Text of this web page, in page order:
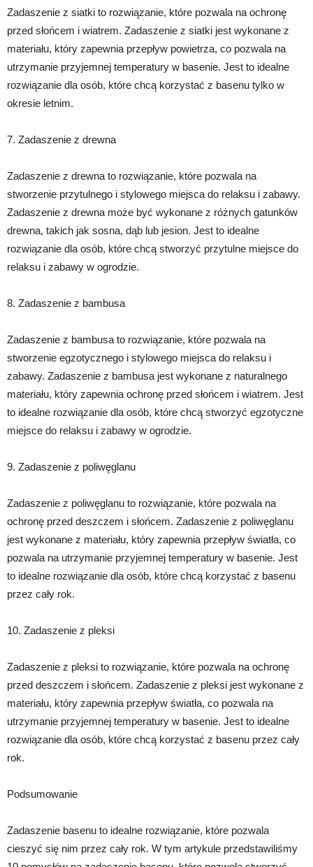
Zadaszenie z siatki to rozwiązanie, które pozwala na ochronę
przed słońcem i wiatrem. Zadaszenie z siatki jest wykonane z
materiału, który zapewnia przepływ powietrza, co pozwala na
utrzymanie przyjemnej temperatury w basenie. Jest to idealne
rozwiązanie dla osób, które chcą korzystać z basenu tylko w
okresie letnim.
7. Zadaszenie z drewna
Zadaszenie z drewna to rozwiązanie, które pozwala na
stworzenie przytulnego i stylowego miejsca do relaksu i zabawy.
Zadaszenie z drewna może być wykonane z różnych gatunków
drewna, takich jak sosna, dąb lub jesion. Jest to idealne
rozwiązanie dla osób, które chcą stworzyć przytulne miejsce do
relaksu i zabawy w ogrodzie.
8. Zadaszenie z bambusa
Zadaszenie z bambusa to rozwiązanie, które pozwala na
stworzenie egzotycznego i stylowego miejsca do relaksu i
zabawy. Zadaszenie z bambusa jest wykonane z naturalnego
materiału, który zapewnia ochronę przed słońcem i wiatrem. Jest
to idealne rozwiązanie dla osób, które chcą stworzyć egzotyczne
miejsce do relaksu i zabawy w ogrodzie.
9. Zadaszenie z poliwęglanu
Zadaszenie z poliwęglanu to rozwiązanie, które pozwala na
ochronę przed deszczem i słońcem. Zadaszenie z poliwęglanu
jest wykonane z materiału, który zapewnia przepływ światła, co
pozwala na utrzymanie przyjemnej temperatury w basenie. Jest
to idealne rozwiązanie dla osób, które chcą korzystać z basenu
przez cały rok.
10. Zadaszenie z pleksi
Zadaszenie z pleksi to rozwiązanie, które pozwala na ochronę
przed deszczem i słońcem. Zadaszenie z pleksi jest wykonane z
materiału, który zapewnia przepływ światła, co pozwala na
utrzymanie przyjemnej temperatury w basenie. Jest to idealne
rozwiązanie dla osób, które chcą korzystać z basenu przez cały
rok.
Podsumowanie
Zadaszenie basenu to idealne rozwiązanie, które pozwala
cieszyć się nim przez cały rok. W tym artykule przedstawiliśmy